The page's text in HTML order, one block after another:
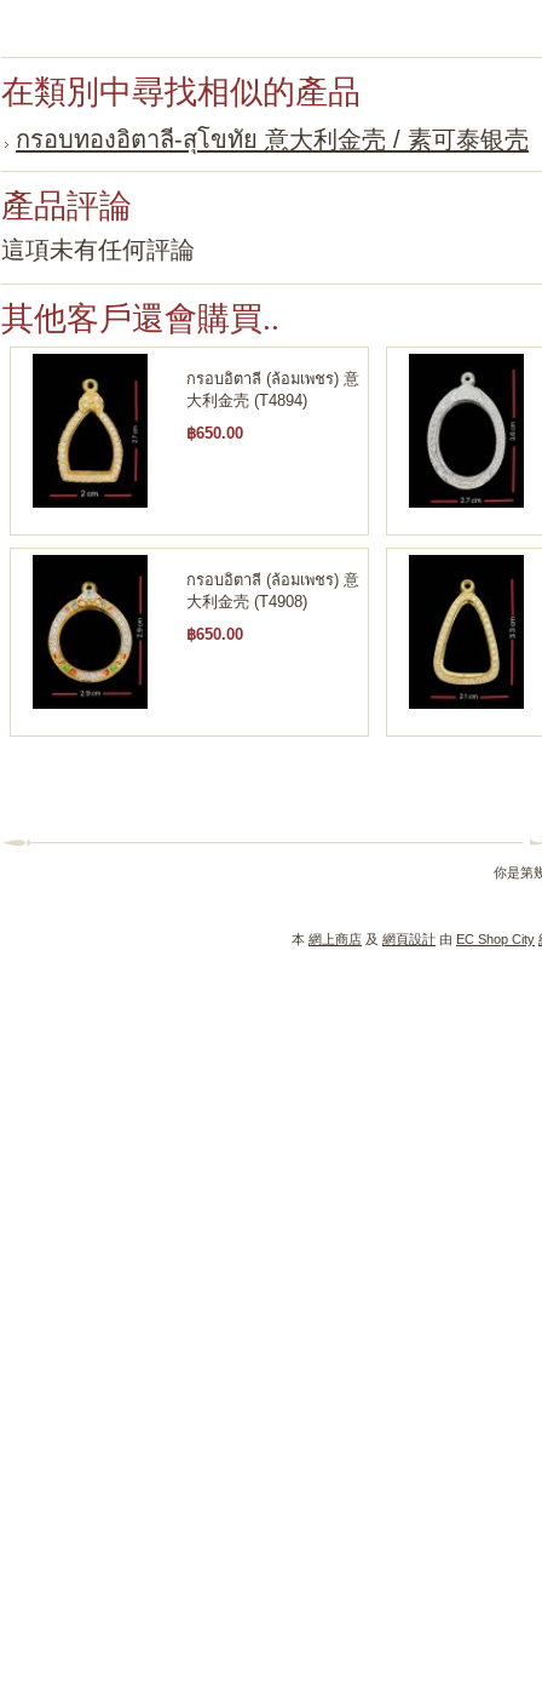
在類別中尋找相似的產品
กรอบทองอิตาลี-สุโขทัย 意大利金壳 / 素可泰银壳
產品評論
這項未有任何評論
其他客戶還會購買..
กรอบอิตาลี (ล้อมเพชร) 意
大利金壳 (T4894)
฿650.00
กรอบอิตาลี (ล้อมเพชร) 意
大利金壳 (T4908)
฿650.00
你是第
本 網上商店 及 網頁設計 由 EC Shop City